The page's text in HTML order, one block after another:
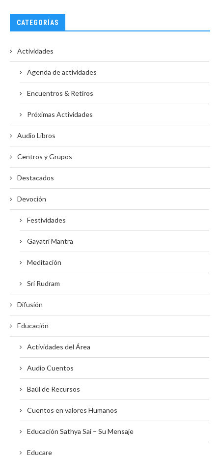
CATEGORÍAS
Actividades
Agenda de actividades
Encuentros & Retiros
Próximas Actividades
Audio Libros
Centros y Grupos
Destacados
Devoción
Festividades
Gayatri Mantra
Meditación
Sri Rudram
Difusión
Educación
Actividades del Área
Audio Cuentos
Baúl de Recursos
Cuentos en valores Humanos
Educación Sathya Sai – Su Mensaje
Educare